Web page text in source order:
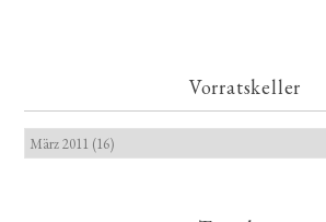
Vorratskeller